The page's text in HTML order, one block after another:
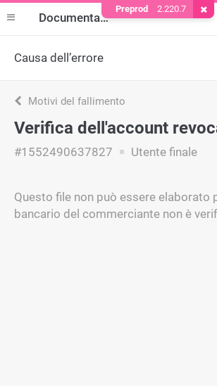
Documentazione
Causa dell’errore
Motivi del fallimento
Verifica dell'account
#1552490637827 Utente finale
Questo file non può essere elaborato
bancario del commerciante non è
Preprod 2.220.7